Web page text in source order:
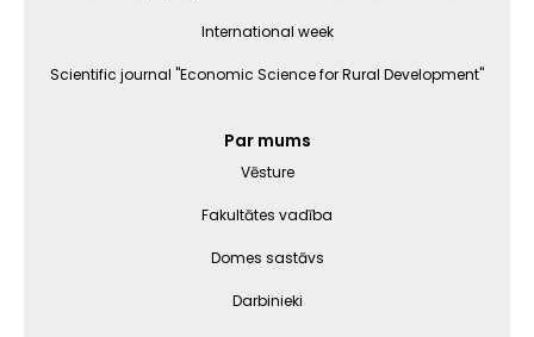
International week
Scientific journal "Economic Science for Rural Development"
Par mums
Vēsture
Fakultātes vadība
Domes sastāvs
Darbinieki